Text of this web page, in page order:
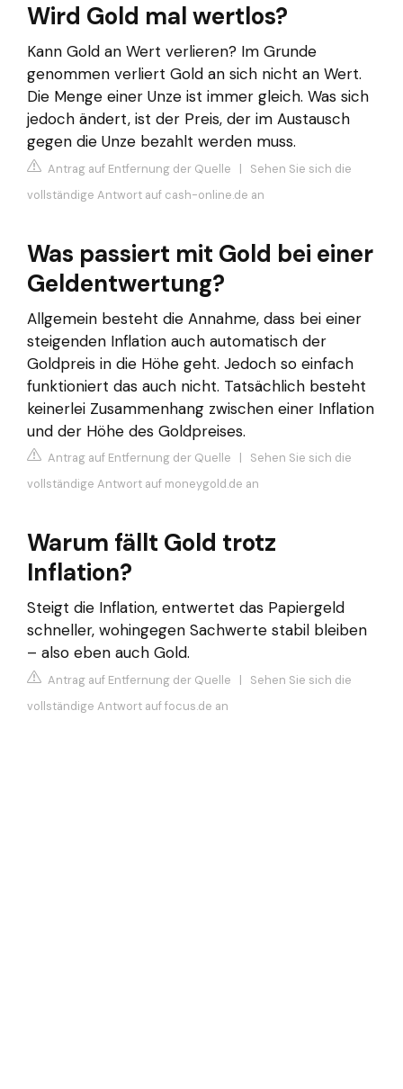
Wird Gold mal wertlos?
Kann Gold an Wert verlieren? Im Grunde
genommen verliert Gold an sich nicht an Wert.
Die Menge einer Unze ist immer gleich. Was sich
jedoch ändert, ist der Preis, der im Austausch
gegen die Unze bezahlt werden muss.
Antrag auf Entfernung der Quelle | Sehen Sie sich die
vollständige Antwort auf cash-online.de an
Was passiert mit Gold bei einer
Geldentwertung?
Allgemein besteht die Annahme, dass bei einer
steigenden Inflation auch automatisch der
Goldpreis in die Höhe geht. Jedoch so einfach
funktioniert das auch nicht. Tatsächlich besteht
keinerlei Zusammenhang zwischen einer Inflation
und der Höhe des Goldpreises.
Antrag auf Entfernung der Quelle | Sehen Sie sich die
vollständige Antwort auf moneygold.de an
Warum fällt Gold trotz
Inflation?
Steigt die Inflation, entwertet das Papiergeld
schneller, wohingegen Sachwerte stabil bleiben
– also eben auch Gold.
Antrag auf Entfernung der Quelle | Sehen Sie sich die
vollständige Antwort auf focus.de an